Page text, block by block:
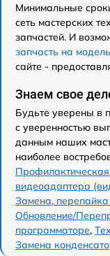
Минимальные
сеть мастерских
запчастей. И
запчасть на
сайте -
Знаем свое
Будьте уверены в
с уверенностью
данным наших
наиболее
Профилактическая
видеоадаптера
Замена,
Обновление/
программаторе,
Замена